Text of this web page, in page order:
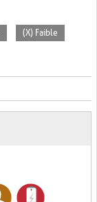
(X) Faible